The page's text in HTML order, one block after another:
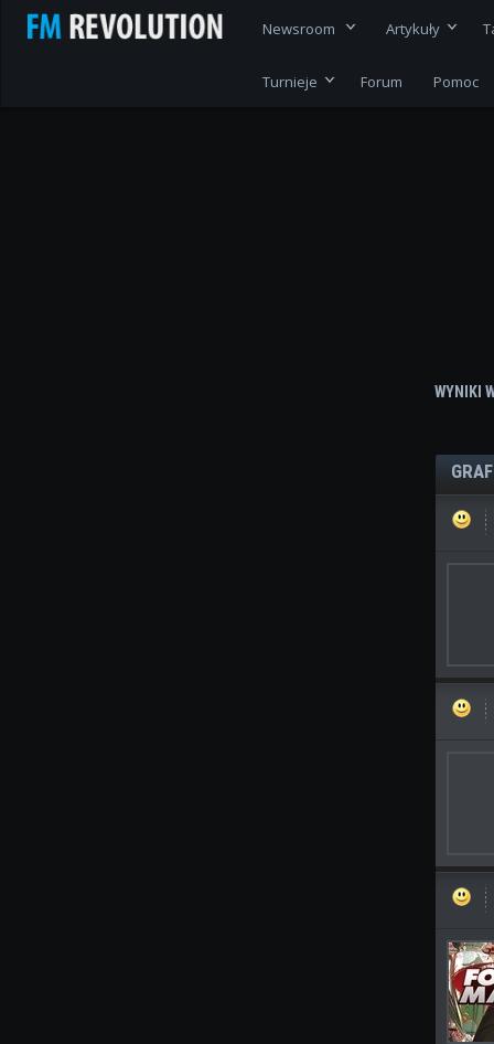
Newsroom Artykuły
Turnieje Forum Pomoc
WYNIKI